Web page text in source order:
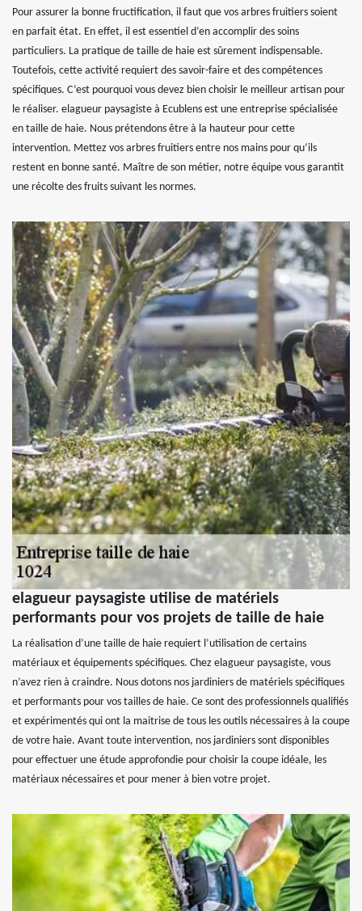
Pour assurer la bonne fructification, il faut que vos arbres fruitiers soient
en parfait état. En effet, il est essentiel d’en accomplir des soins
particuliers. La pratique de taille de haie est sûrement indispensable.
Toutefois, cette activité requiert des savoir-faire et des compétences
spécifiques. C’est pourquoi vous devez bien choisir le meilleur artisan pour
le réaliser. elagueur paysagiste à Ecublens est une entreprise spécialisée
en taille de haie. Nous prétendons être à la hauteur pour cette
intervention. Mettez vos arbres fruitiers entre nos mains pour qu’ils
restent en bonne santé. Maître de son métier, notre équipe vous garantit
une récolte des fruits suivant les normes.
elagueur paysagiste utilise de matériels
performants pour vos projets de taille de haie
La réalisation d’une taille de haie requiert l’utilisation de certains
matériaux et équipements spécifiques. Chez elagueur paysagiste, vous
n’avez rien à craindre. Nous dotons nos jardiniers de matériels spécifiques
et performants pour vos tailles de haie. Ce sont des professionnels qualifiés
et expérimentés qui ont la maitrise de tous les outils nécessaires à la coupe
de votre haie. Avant toute intervention, nos jardiniers sont disponibles
pour effectuer une étude approfondie pour choisir la coupe idéale, les
matériaux nécessaires et pour mener à bien votre projet.